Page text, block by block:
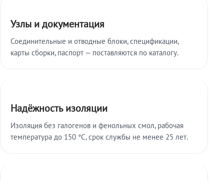
Узлы и документация
Соединительные и отводные блоки, спецификации,
карты сборки, паспорт — поставляются по каталогу.
Надёжность изоляции
Изоляция без галогенов и фенольных смол, рабочая
температура до 150 °C, срок службы не менее 25 лет.